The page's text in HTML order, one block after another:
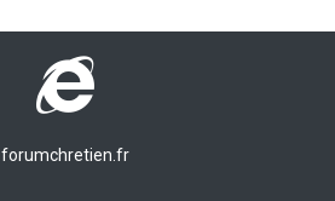
forumchretien.fr